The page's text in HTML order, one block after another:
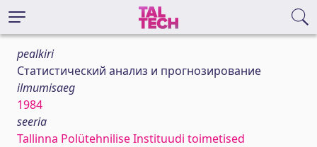
pealkiri
Статистический анализ и прогнозирование
ilmumisaeg
1984
seeria
Tallinna Polütehnilise Instituudi toimetised